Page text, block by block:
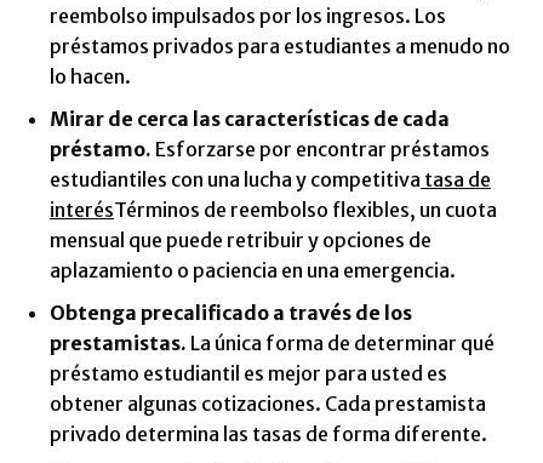
reembolso impulsados ​​por los ingresos. Los
préstamos privados para estudiantes a menudo no
lo hacen.
Mirar de cerca las características de cada
préstamo. Esforzarse por encontrar préstamos
estudiantiles con una lucha y competitiva tasa de
interésTérminos de reembolso flexibles, un cuota
mensual que puede retribuir y opciones de
aplazamiento o paciencia en una emergencia.
Obtenga precalificado a través de los
prestamistas. La única forma de determinar qué
préstamo estudiantil es mejor para usted es
obtener algunas cotizaciones. Cada prestamista
privado determina las tasas de forma diferente.